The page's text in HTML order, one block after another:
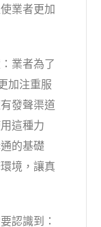
業者更加
業者為了
加注重服
發聲渠道
這種力
的基礎
境，讓真
認識到：